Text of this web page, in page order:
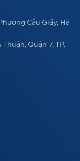
Cầu Giấy, Hà
Thuận, Quận 7, TP.